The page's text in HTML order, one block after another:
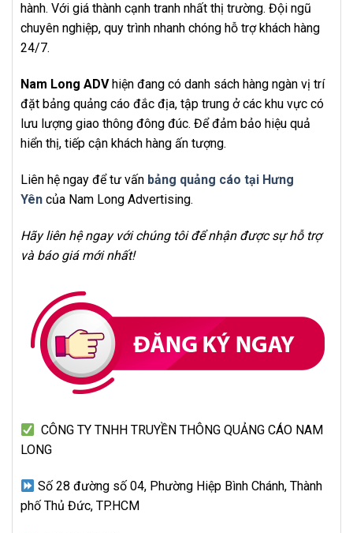
hành. Với giá thành cạnh tranh nhất thị trường. Đội ngũ
chuyên nghiệp, quy trình nhanh chóng hỗ trợ khách hàng
24/7.
Nam Long ADVhiện đang có danh sách hàng ngàn vị trí
đặt bảng quảng cáo đắc địa, tập trung ở các khu vực có
lưu lượng giao thông đông đúc. Để đảm bảo hiệu quả
hiển thị, tiếp cận khách hàng ấn tượng.
Liên hệ ngay để tư vấn bảng quảng cáo tại Hưng
Yên của Nam Long Advertising.
Hãy liên hệ ngay với chúng tôi để nhận được sự hỗ trợ
và báo giá mới nhất!
CÔNG TY TNHH TRUYỀN THÔNG QUẢNG CÁO NAM
LONG
Số 28 đường số 04, Phường Hiệp Bình Chánh, Thành
phố Thủ Đức, TP.HCM